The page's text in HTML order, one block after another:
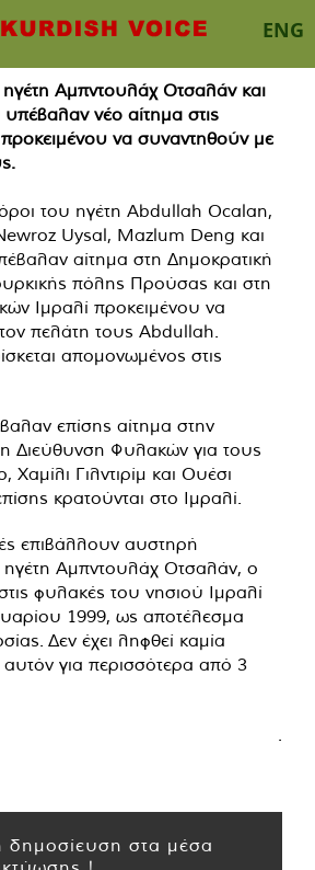
ENG
ηγέτη Αμπντουλάχ Οτσαλάν και
νέο αίτημα στις
προκειμένου να συναντηθούν με
του ηγέτη Abdullah Ocalan,
Uysal, Mazlum Deng και
αίτημα στη Δημοκρατική
πόλης Προύσας και στη
Ιμραλί προκειμένου να
πελάτη τους Abdullah.
απομονωμένος στις
επίσης αίτημα στην
Διεύθυνση Φυλακών για τους
Γιλντιρίμ και Ουέσι
κρατούνται στο Ιμραλί.
επιβάλλουν αυστηρή
Αμπντουλάχ Οτσαλάν, ο
φυλακές του νησιού Ιμραλί
1999, ως αποτέλεσμα
Δεν έχει ληφθεί καμία
για περισσότερα από 3
.
στα μέσα